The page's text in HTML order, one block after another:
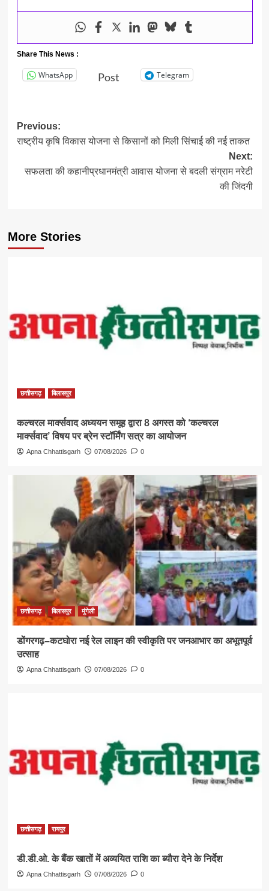
Share This News :
WhatsApp Post Telegram
Post
navigation
Previous:
राष्ट्रीय कृषि विकास योजना से किसानों को मिली सिंचाई की नई ताकत
Next:
सफलता की कहानीप्रधानमंत्री आवास योजना से बदली संग्राम नरेटी
की जिंदगी
More Stories
छत्तीसगढ़ बिलासपुर
कल्चरल मार्क्सवाद अध्ययन समूह द्वारा 8 अगस्त को ‘कल्चरल
मार्क्सवाद’ विषय पर ब्रेन स्टॉर्मिंग सत्र का आयोजन
Apna Chhattisgarh 07/08/2026 0
छत्तीसगढ़ बिलासपुर मुंगेली
डोंगरगढ़–कटघोरा नई रेल लाइन की स्वीकृति पर जनआभार का अभूतपूर्व
उत्साह
Apna Chhattisgarh 07/08/2026 0
छत्तीसगढ़ रायपुर
डी.डी.ओ. के बैंक खातों में अव्ययित राशि का ब्यौरा देने के निर्देश
Apna Chhattisgarh 07/08/2026 0